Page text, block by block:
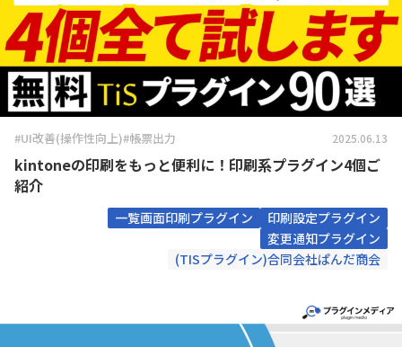
#UI改善(操作性向上)#帳票出力 2025.06.13
kintoneの印刷をもっと便利に！印刷系プラグイン4個ご
紹介
一覧画面印刷プラグイン
印刷設定プラグイン
変更通知プラグイン
(TISプラグイン)合同会社ぱんだ商会